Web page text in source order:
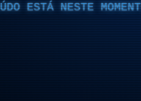
ESTÁ NESTE